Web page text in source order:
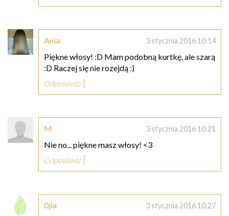
Ania 3 stycznia 2016 10:14
Piękne włosy! :D Mam podobną kurtkę, ale szarą
:D Raczej się nie rozejdą :)
Odpowiedz
M 3 stycznia 2016 10:21
Nie no... piękne masz włosy! <3
Odpowiedz
0jla 3 stycznia 2016 10:27